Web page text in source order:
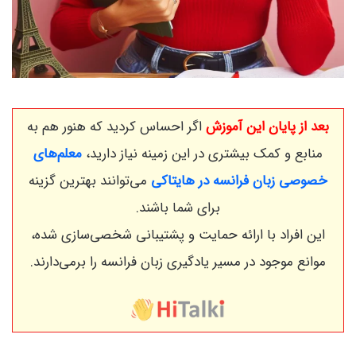
بعد از پایان این آموزشاگر احساس کردید که هنور هم به
منابع و کمک بیشتری در این زمینه نیاز دارید، معلم‌های
خصوصی زبان فرانسه در هایتاکی می‌توانند بهترین گزینه
برای شما باشند.
این افراد با ارائه حمایت و پشتیبانی شخصی‌سازی شده،
موانع موجود در مسیر یادگیری زبان فرانسه را برمی‌دارند.